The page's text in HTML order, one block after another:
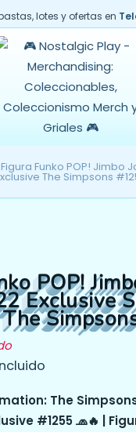
lotes y ofertas en
Figura Funko POP! Jimbo
The Simpsons
POP!
Exclusive
The
#1255 🧢🔥 |